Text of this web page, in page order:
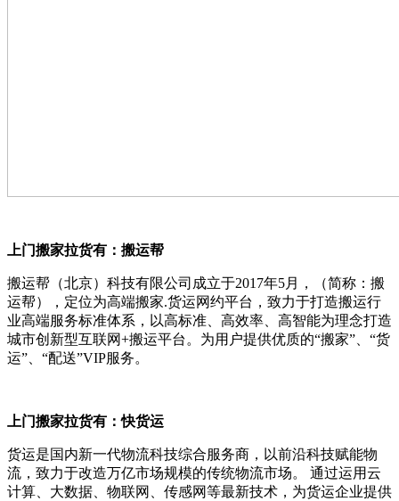
上门搬家拉货有：搬运帮
搬运帮（北京）科技有限公司成立于2017年5月，（简称：搬
运帮），定位为高端搬家.货运网约平台，致力于打造搬运行
业高端服务标准体系，以高标准、高效率、高智能为理念打造
城市创新型互联网+搬运平台。为用户提供优质的“搬家”、“货
运”、“配送”VIP服务。
上门搬家拉货有：快货运
货运是国内新一代物流科技综合服务商，以前沿科技赋能物
流，致力于改造万亿市场规模的传统物流市场。 通过运用云
计算、大数据、物联网、传感网等最新技术，为货运企业提供